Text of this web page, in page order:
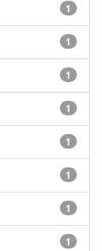
1
1
1
1
1
1
1
1